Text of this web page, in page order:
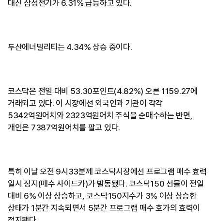
대신 삼성전기가 6.31% 급등하고 있다.
두산에너빌리티는 4.34% 상승 중이다.
코스닥은 전일 대비 53.30포인트(4.82%) 오른 1159.27에
거래되고 있다. 이 시장에선 외국인과 기관이 각각
5342억원어치와 2323억원어치 주식을 순매수하는 반면,
개인은 7387억원어치를 팔고 있다.
특히 이날 오전 9시33분께 코스닥시장에선 프로그램 매수 효력
일시 정지(매수 사이드카)가 발동됐다. 코스닥150 선물이 전일
대비 6% 이상 상승하고, 코스닥150지수가 3% 이상 상승한
상태가 1분간 지속되면서 5분간 프로그램 매수 호가의 효력이